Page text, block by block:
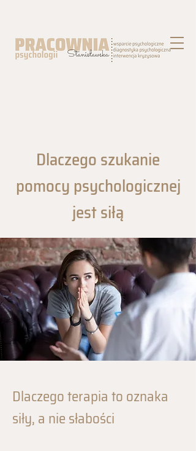
Dlaczego szukanie
pomocy psychologicznej
jest siłą
Dlaczego terapia to oznaka
siły, a nie słabości